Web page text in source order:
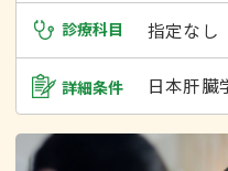
診療科目 指定なし
詳細条件 日本肝臓